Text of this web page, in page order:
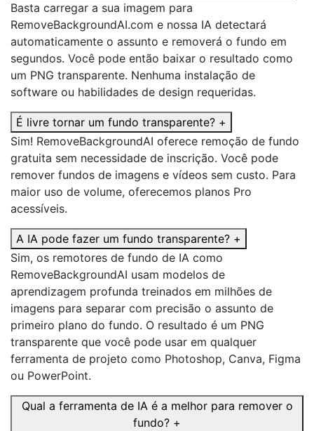
Basta carregar a sua imagem para
RemoveBackgroundAI.com e nossa IA detectará
automaticamente o assunto e removerá o fundo em
segundos. Você pode então baixar o resultado como
um PNG transparente. Nenhuma instalação de
software ou habilidades de design requeridas.
É livre tornar um fundo transparente? +
Sim! RemoveBackgroundAI oferece remoção de fundo
gratuita sem necessidade de inscrição. Você pode
remover fundos de imagens e vídeos sem custo. Para
maior uso de volume, oferecemos planos Pro
acessíveis.
A IA pode fazer um fundo transparente? +
Sim, os remotores de fundo de IA como
RemoveBackgroundAI usam modelos de
aprendizagem profunda treinados em milhões de
imagens para separar com precisão o assunto de
primeiro plano do fundo. O resultado é um PNG
transparente que você pode usar em qualquer
ferramenta de projeto como Photoshop, Canva, Figma
ou PowerPoint.
Qual a ferramenta de IA é a melhor para remover o
fundo? +